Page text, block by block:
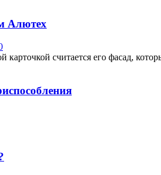
Алютех
карточкой считается его фасад,